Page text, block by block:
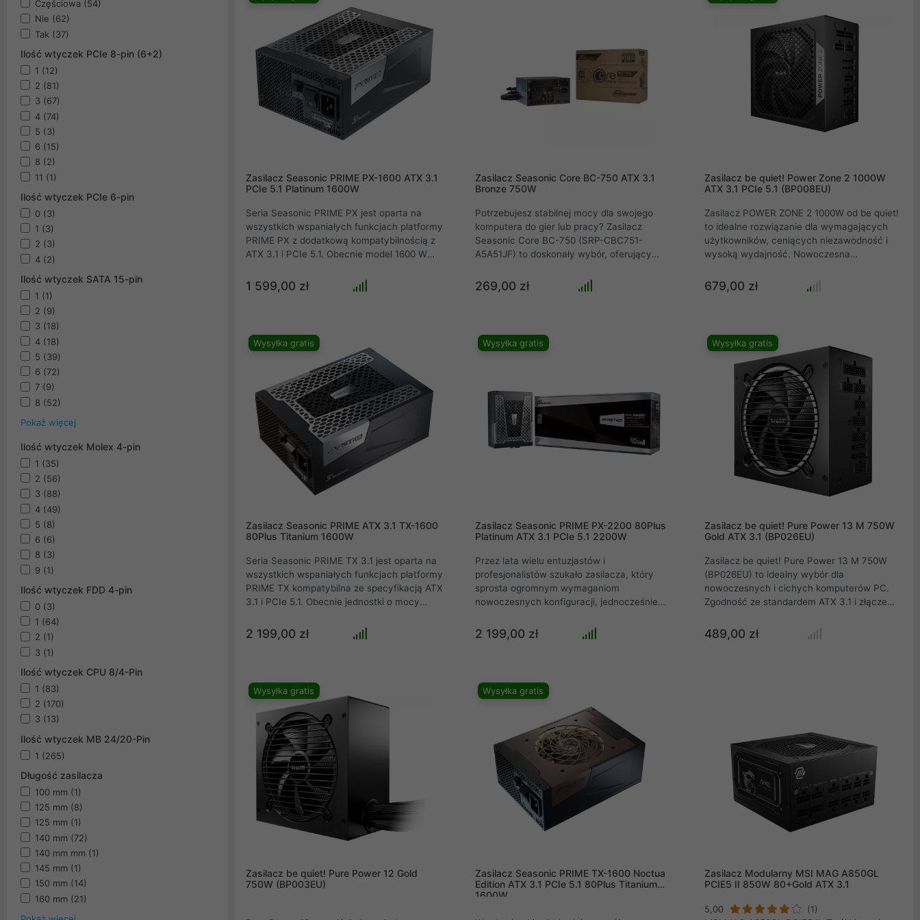
Częściowa (54)
Nie (62)
Tak (37)
Ilość wtyczek PCIe 8-pin (6+2)
1 (12)
2 (81)
3 (67)
4 (74)
5 (3)
6 (15)
8 (2)
11 (1)
Ilość wtyczek PCIe 6-pin
0 (3)
1 (3)
2 (3)
4 (2)
Ilość wtyczek SATA 15-pin
1 (1)
2 (9)
3 (18)
4 (18)
5 (39)
6 (72)
7 (9)
8 (52)
Pokaż więcej
Ilość wtyczek Molex 4-pin
1 (35)
2 (56)
3 (88)
4 (49)
5 (8)
6 (6)
8 (3)
9 (1)
Ilość wtyczek FDD 4-pin
0 (3)
1 (64)
2 (1)
3 (1)
Ilość wtyczek CPU 8/4-Pin
1 (83)
2 (170)
3 (13)
Ilość wtyczek MB 24/20-Pin
1 (265)
Długość zasilacza
100 mm (1)
125 mm (8)
125 mm (1)
140 mm (72)
140 mm mm (1)
145 mm (1)
150 mm (14)
160 mm (21)
bezszelestnie. Idealny dla graczy, twórców i
profesjonalistów, którzy oczekują
niezawodności i wszechstronności od
swojego sprzętu.
doskonałości w każdym calu swojego
Zasilacz Seasonic PRIME PX-1600 ATX 3.1
PCIe 5.1 Platinum 1600W
Seria Seasonic PRIME PX jest oparta na
wszystkich wspaniałych funkcjach platformy
PRIME PX z dodatkową kompatybilnością z
ATX 3.1 i PCIe 5.1. Obecnie model 1600 W
i cyfrowe sterowanie wentylatorami, a
japońskie kondensatory elektrolityczne o
długotrwałą trwałość. Wszystkie te cechy
sprawiają, że ten zasilacz jest idealny do
obsługi najnowszych kart graficznych i
procesorów dużej mocy dostępnych na
rynku.
1 599,00 zł
Zasilacz Seasonic Core BC-750 ATX 3.1
Bronze 750W
Potrzebujesz stabilnej mocy dla swojego
komputera do gier lub pracy? Zasilacz
Seasonic Core BC-750 (SRP-CBC751-
A5A51JF) to doskonały wybór, oferujący
Bronze. Zgodność z najnowszym
standardem ATX 3.1 i potężna linia +12V
graficznych. Postaw na legendarną jakość i
niezawodność Seasonic.
269,00 zł
Zasilacz be quiet! Power Zone 2 1000W
ATX 3.1 PCIe 5.1 (BP008EU)
Zasilacz POWER ZONE 2 1000W od be quiet!
to idealne rozwiązanie dla wymagających
użytkowników, ceniących niezawodność i
wysoką wydajność. Nowoczesna
nawet przy dużym obciążeniu, a
zaawansowane zabezpieczenia chronią
sprawiają, że to doskonały wybór zarówno
dla graczy, jak i profesjonalistów. Inwestując
w model POWER ZONE 2, stawiasz na jakość
i bezpieczeństwo swojego systemu.
679,00 zł
Wysyłka gratis
Zasilacz Seasonic PRIME ATX 3.1 TX-1600
80Plus Titanium 1600W
Seria Seasonic PRIME TX 3.1 jest oparta na
wszystkich wspaniałych funkcjach platformy
PRIME TX kompatybilna ze specyfikacją ATX
3.1 i PCIe 5.1. Obecnie jednostki o mocy
złącza 12V-2x6, cyfrowe sterowanie
wentylatorami i japońskie kondensatory
długotrwałą trwałość. Wszystkie te cechy
sprawiają, że te zasilacze idealnie nadają się
do obsługi najnowszych kart graficznych i
procesorów dużej mocy dostępnych na
rynku.
2 199,00 zł
Wysyłka gratis
Zasilacz Seasonic PRIME PX-2200 80Plus
Platinum ATX 3.1 PCIe 5.1 2200W
Przez lata wielu entuzjastów i
profesjonalistów szukało zasilacza, który
sprosta ogromnym wymaganiom
nowoczesnych konfiguracji, jednocześnie
pracy. Zasilacz Seasonic PRIME PX-2200
80Plus Platinum ATX 3.1 PCIe 5.1 2024
inżynierii. Imponuje niewiarygodnym
zapasem mocy oraz wzorowym projektem,
który czerpie z bogatego doświadczenia
marki Seasonic. Jego konstrukcja, oparta na
solidnych komponentach i rygorystycznych
testach, zapewnia pewność działania nawet
podczas najbardziej wymagających operacji
obliczeniowych czy graficznych.
2 199,00 zł
Wysyłka gratis
Zasilacz be quiet! Pure Power 13 M 750W
Gold ATX 3.1 (BP026EU)
Zasilacz be quiet! Pure Power 13 M 750W
(BP026EU) to idealny wybór dla
nowoczesnych i cichych komputerów PC.
Zgodność ze standardem ATX 3.1 i złącze
kartami graficznymi nowej generacji.
Certyfikat 80 PLUS Gold zapewnia
489,00 zł
Wysyłka gratis
Zasilacz be quiet! Pure Power 12 Gold
750W (BP003EU)
Wysyłka gratis
Zasilacz Seasonic PRIME TX-1600 Noctua
Edition ATX 3.1 PCIe 5.1 80Plus Titanium
1600W
Zasilacz Modularny MSI MAG A850GL
PCIE5 II 850W 80+Gold ATX 3.1
5,00
(1)